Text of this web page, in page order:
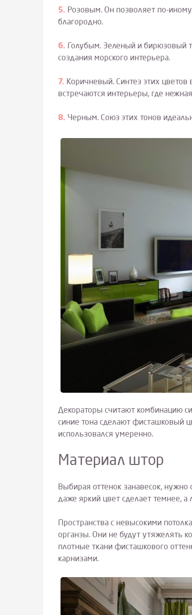
Розовым. Он позволяет по-иному
благородно.
Голубым. Зеленый и бирюзовый
создания морского интерьера.
Коричневый. Синтез этих цветов
встречаются интерьеры, где
Черным. Союз этих тонов
Декораторы считают комбинацию
синие тона сделают фисташковый
использовался умеренно.
Материал штор
Выбирая оттенок занавесок,
даже яркий цвет сделает темнее,
Пространства с невысокими
органзы. Они не будут утяжелять
плотные ткани фисташкового
карнизами.